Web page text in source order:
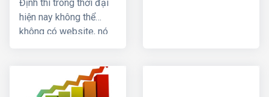
Định thì trong thời đại
hiện nay không thể
không có website, nó
giới thiệu sản phẩm
dịch vụ của bạn đến